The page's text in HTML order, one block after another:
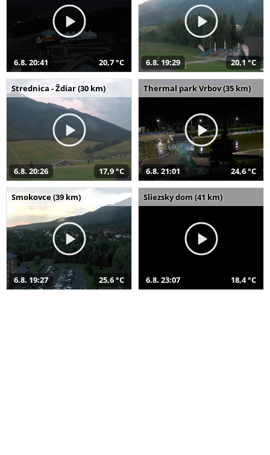
6.8. 20:41 20,7 °C 6.8. 19:29 20,1 °C
Strednica - Ždiar (30 km)
6.8. 20:26 17,9 °C
Thermal park Vrbov (35 km)
6.8. 21:01 24,6 °C
Smokovce (39 km)
6.8. 19:27 25,6 °C
Sliezsky dom (41 km)
6.8. 23:07 18,4 °C